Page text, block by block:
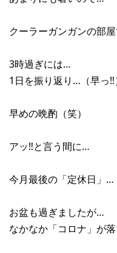
クーラーガンガンの部
3時過ぎには…
1日を振り返り…（早っ‼︎
早めの晩酌（笑）
アッ‼︎と言う間に…
今月最後の「定休日」…
お盆も過ぎましたが…
なかなか「コロナ」が落